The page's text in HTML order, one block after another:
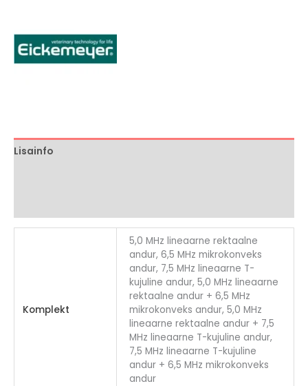
Lisainfo
Komplekt
5,0 MHz lineaarne rektaalne
andur, 6,5 MHz mikrokonveks
andur, 7,5 MHz lineaarne T-
kujuline andur, 5,0 MHz lineaarne
rektaalne andur + 6,5 MHz
mikrokonveks andur, 5,0 MHz
lineaarne rektaalne andur + 7,5
MHz lineaarne T-kujuline andur,
7,5 MHz lineaarne T-kujuline
andur + 6,5 MHz mikrokonveks
andur